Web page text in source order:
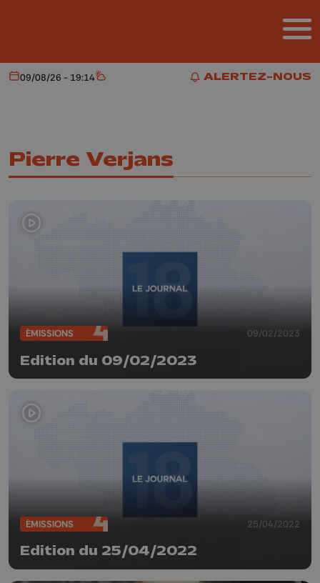
ALERTEZ-NOUS
ALERTEZ-NOUS
Aujourd'hui
09/08/26 - 19:14 Météo
Pierre Verjans
ÉMISSIONS 09/02/2023
Edition du 09/02/2023
ÉMISSIONS 25/04/2022
Edition du 25/04/2022